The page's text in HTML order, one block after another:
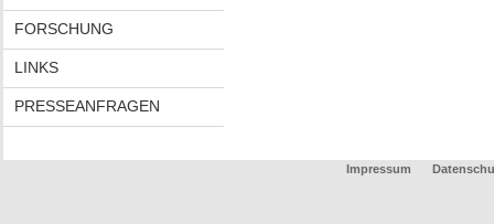
FORSCHUNG
LINKS
PRESSEANFRAGEN
Impressum